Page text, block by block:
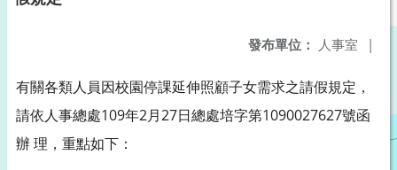
發布單位： 人事室 |
有關各類人員因校園停課延伸照顧子女需求之請假規定，
請依人事總處109年2月27日總處培字第1090027627號函
辦 理，重點如下：